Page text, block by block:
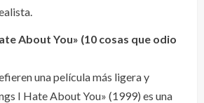
About You» (10 cosas que odio
una película más ligera y
I Hate About You» (1999) es una